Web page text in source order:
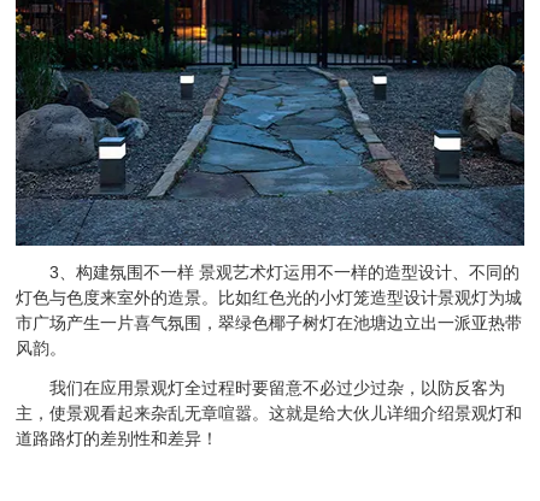
3、构建氛围不一样 景观艺术灯运用不一样的造型设计、不同的
灯色与色度来室外的造景。比如红色光的小灯笼造型设计景观灯为城
市广场产生一片喜气氛围，翠绿色椰子树灯在池塘边立出一派亚热带
风韵。
我们在应用景观灯全过程时要留意不必过少过杂，以防反客为
主，使景观看起来杂乱无章喧嚣。这就是给大伙儿详细介绍景观灯和
道路路灯的差别性和差异！